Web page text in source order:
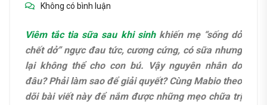
Không có bình luận
Viêm tắc tia sữa sau khi sinhkhiến mẹ “sống dở
chết dở” ngực đau tức, cương cứng, có sữa nhưng
lại không thể cho con bú. Vậy nguyên nhân do
đâu? Phải làm sao để giải quyết? Cùng Mabio theo
dõi bài viết này để nắm được những mẹo chữa trị